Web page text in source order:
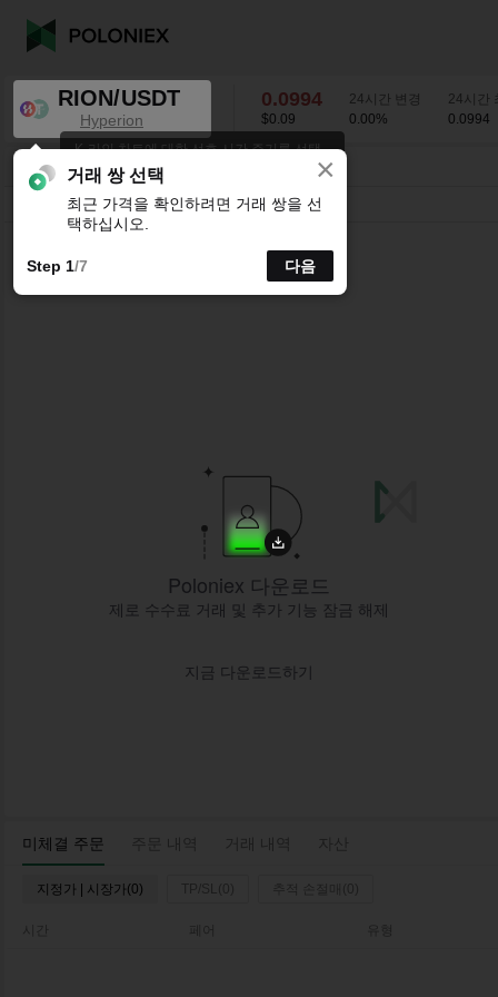
RION/USDT
Hyperion
0.0994
$0.09
24시간 변경
0.00%
24시간
0.0994
RION/USDT 0.00 % 0.0994
15분 1시간4시간 1일1주
미체결 주문 주문 내역 거래 내역 자산
지정가 | 시장가(0) TP/SL(0) 추적 손절매(0)
시간
Poloniex 다운로드
제로 수수료 거래 및 추가 기능 잠금 해제
지금 다운로드하기
K-라인 차트에 대한 선호 시간 주기를 선택
하세요.
×
거래 쌍 선택
최근 가격을 확인하려면 거래 쌍을 선
택하십시오.
Step 1/7 다음